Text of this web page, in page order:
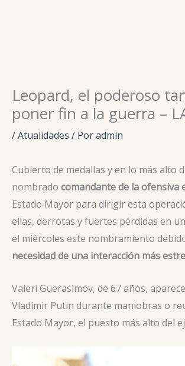
Leopard, el poderoso
poner fin a la guerra –
/Atualidades / Poradmin
Cubierto de medallas y en lo más alto
nombrado comandante de la ofensiva
Estado Mayor para dirigir esta
ellas, derrotas y fuertes pérdidas en
el miércoles este nombramiento
necesidad de una interacción más
Valeri Guerasimov, de 67 años,
Vladimir Putin durante maniobras o
Estado Mayor, el puesto más alto del